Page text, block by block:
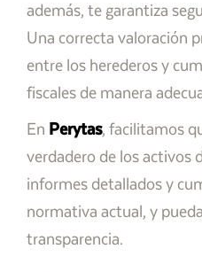
además, te garantiza
Una correcta valoración
entre los herederos y
fiscales de manera
En Perytas, facilitamos
verdadero de los activos
informes detallados y
normativa actual, y
transparencia.